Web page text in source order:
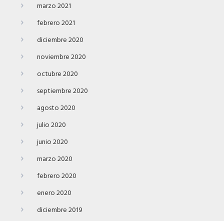
marzo 2021
febrero 2021
diciembre 2020
noviembre 2020
octubre 2020
septiembre 2020
agosto 2020
julio 2020
junio 2020
marzo 2020
febrero 2020
enero 2020
diciembre 2019